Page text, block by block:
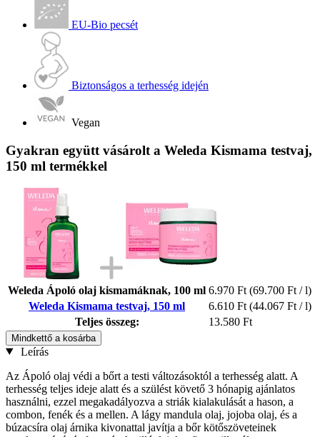
EU-Bio pecsét
Biztonságos a terhesség idején
Vegan
Gyakran együtt vásárolt a Weleda Kismama testvaj,
150 ml termékkel
Weleda Ápoló olaj kismamáknak, 100 ml 6.970 Ft (69.700 Ft / l)
Weleda Kismama testvaj, 150 ml
6.610 Ft (44.067 Ft / l)
Teljes összeg:
13.580 Ft
Mindkettő a kosárba
Leírás
Az Ápoló olaj védi a bőrt a testi változásoktól a terhesség alatt. A
terhesség teljes ideje alatt és a szülést követő 3 hónapig ajánlatos
használni, ezzel megakadályozva a striák kialakulását a hason, a
combon, fenék és a mellen. A lágy mandula olaj, jojoba olaj, és a
búzacsíra olaj árnika kivonattal javítja a bőr kötőszöveteinek